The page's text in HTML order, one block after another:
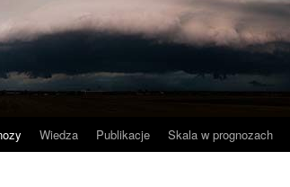
Wiedza Publikacje Skala w prognozach